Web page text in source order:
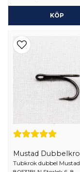
KÖP
Tubkrok dubbel Mustad